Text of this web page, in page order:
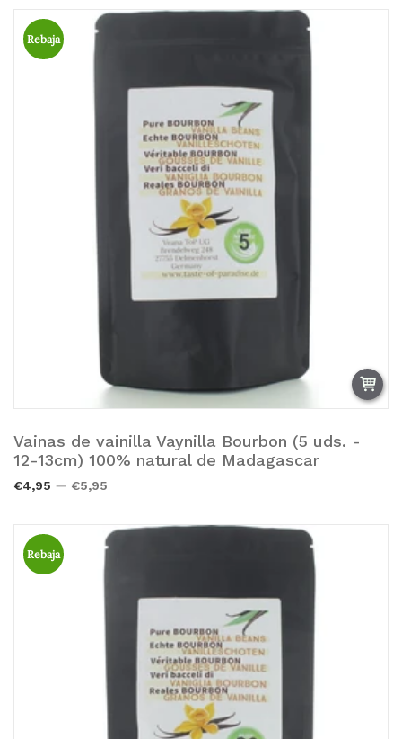
Rebaja
Vainas de vainilla Vaynilla Bourbon (5 uds. -
12-13cm) 100% natural de Madagascar
Añadir a la cesta.
€4,95 €5,95
Rebaja